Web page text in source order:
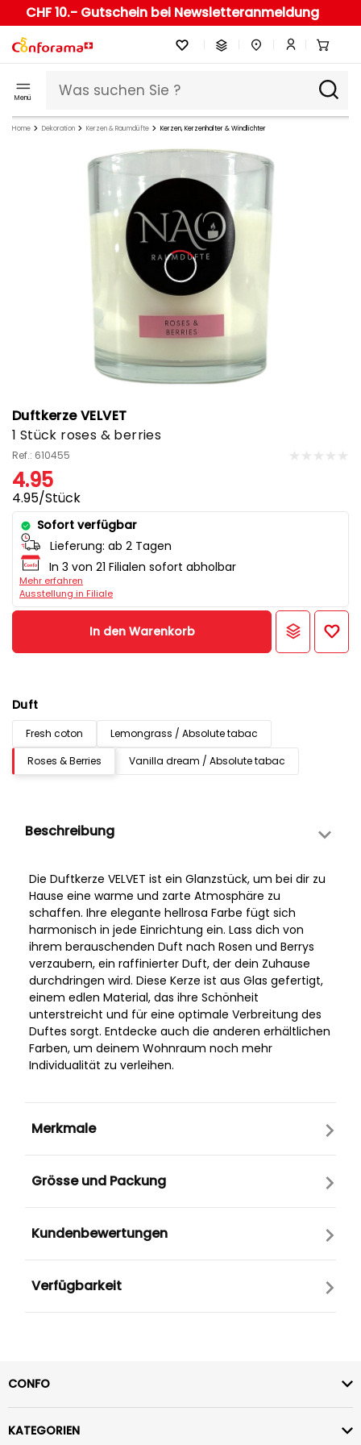
CHF 10.- Gutschein bei Newsletteranmeldung
Menü
Home Dekoration Kerzen & Raumdüfte Kerzen, Kerzenhalter & Windlichter
Duftkerze VELVET
1 Stück roses & berries
Ref.: 610455
4.95
4.95/Stück
Sofort verfügbar
Lieferung: ab 2 Tagen
In 3 von 21 Filialen sofort abholbar
Mehr erfahren
Ausstellung in Filiale
In den Warenkorb
Duft
Fresh coton
Lemongrass / Absolute tabac
Roses & Berries
Vanilla dream / Absolute tabac
Beschreibung
Die Duftkerze VELVET ist ein Glanzstück, um bei dir zu
Hause eine warme und zarte Atmosphäre zu
schaffen. Ihre elegante hellrosa Farbe fügt sich
harmonisch in jede Einrichtung ein. Lass dich von
ihrem berauschenden Duft nach Rosen und Berrys
verzaubern, ein raffinierter Duft, der dein Zuhause
durchdringen wird. Diese Kerze ist aus Glas gefertigt,
einem edlen Material, das ihre Schönheit
unterstreicht und für eine optimale Verbreitung des
Duftes sorgt. Entdecke auch die anderen erhältlichen
Farben, um deinem Wohnraum noch mehr
Individualität zu verleihen.
Merkmale
Grösse und Packung
Kundenbewertungen
Verfügbarkeit
CONFO
KATEGORIEN